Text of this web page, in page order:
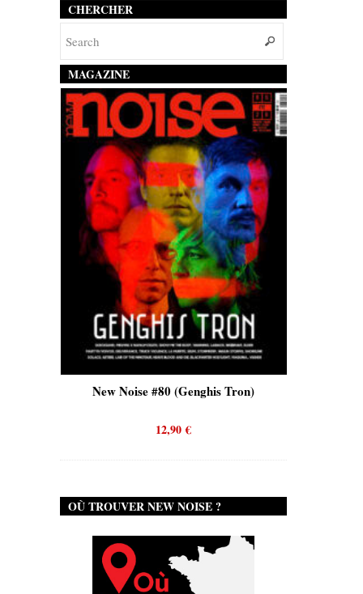
CHERCHER
MAGAZINE
New Noise #80 (Genghis Tron)
12,90€
OÙ TROUVER NEW NOISE ?